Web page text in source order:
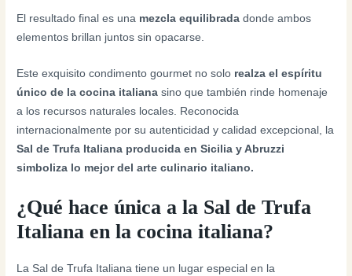
El resultado final es una mezcla equilibrada donde ambos
elementos brillan juntos sin opacarse.
Este exquisito condimento gourmet no solo realza el espíritu
único de la cocina italiana sino que también rinde homenaje
a los recursos naturales locales. Reconocida
internacionalmente por su autenticidad y calidad excepcional, la
Sal de Trufa Italiana producida en Sicilia y Abruzzi
simboliza lo mejor del arte culinario italiano.
¿Qué hace única a la Sal de Trufa
Italiana en la cocina italiana?
La Sal de Trufa Italiana tiene un lugar especial en la